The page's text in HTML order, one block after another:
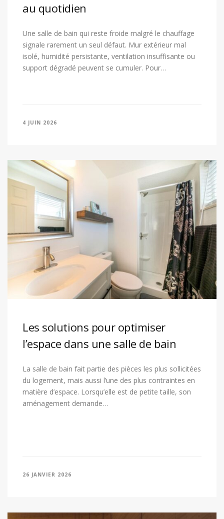
au quotidien
Une salle de bain qui reste froide malgré le chauffage
signale rarement un seul défaut. Mur extérieur mal
isolé, humidité persistante, ventilation insuffisante ou
support dégradé peuvent se cumuler. Pour…
4 JUIN 2026
Les solutions pour optimiser
l’espace dans une salle de bain
La salle de bain fait partie des pièces les plus sollicitées
du logement, mais aussi l’une des plus contraintes en
matière d’espace. Lorsqu’elle est de petite taille, son
aménagement demande…
26 JANVIER 2026